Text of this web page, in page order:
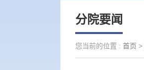
分院要闻
您当前的位置 : 首页 >